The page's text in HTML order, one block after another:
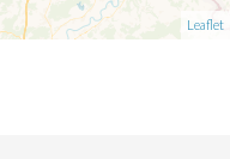
Leaflet